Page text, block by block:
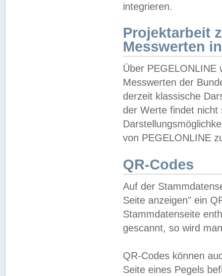
integrieren.
Projektarbeit
Messwerten
Über PEGELONLINE
Messwerten der
derzeit klassische
der Werte findet
von PEGELONLINE
QR-Codes
Auf der
Seite anzeigen" ein
Stammdatenseite
gescannt, so wird
QR-Codes können
Seite eines Pegels